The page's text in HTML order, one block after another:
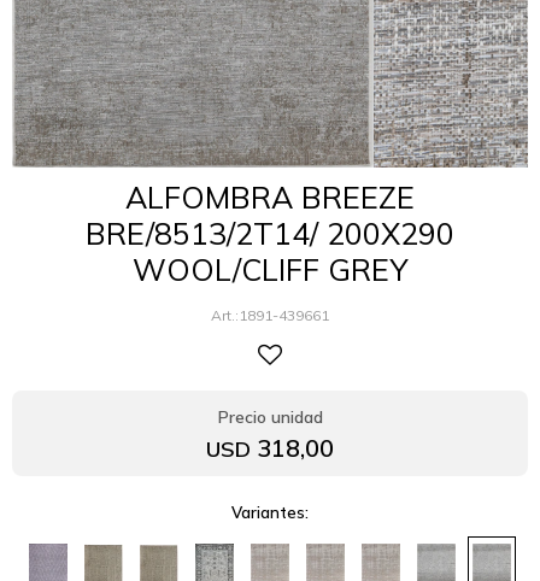
ALFOMBRA BREEZE
BRE/8513/2T14/ 200X290
WOOL/CLIFF GREY
1891-439661
USD 318,00
Variantes: